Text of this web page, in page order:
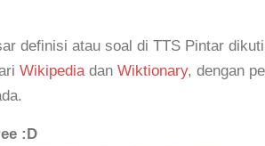
definisi atau soal di TTS Pintar
Wikipediadan Wiktionary, dengan
:D